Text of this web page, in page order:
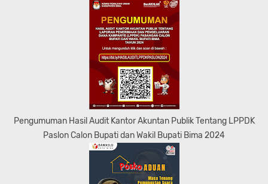
Pengumuman Hasil Audit Kantor Akuntan Publik Tentang LPPDK
Paslon Calon Bupati dan Wakil Bupati Bima 2024